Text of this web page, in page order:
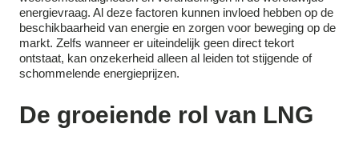
energievraag. Al deze factoren kunnen invloed hebben op de
beschikbaarheid van energie en zorgen voor beweging op de
markt. Zelfs wanneer er uiteindelijk geen direct tekort
ontstaat, kan onzekerheid alleen al leiden tot stijgende of
schommelende energieprijzen.
De groeiende rol van LNG